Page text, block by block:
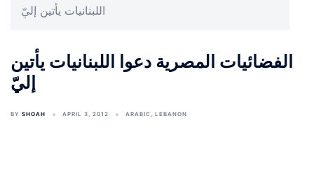
اللبنانيات يأتين إليّ
الفضائيات المصرية دعوا اللبنانيات يأتين
إليّ
BY SHOAH APRIL 3, 2012 ARABIC, LEBANON